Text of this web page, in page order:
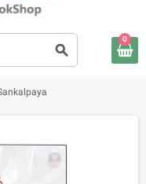
search
0